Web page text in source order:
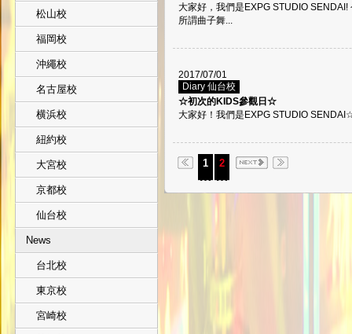
松山校
福岡校
沖繩校
名古屋校
横浜校
紐約校
大宮校
京都校
仙台校
News
台北校
東京校
宮崎校
大家好，我們是EXPG STUDIO
所謂曲子舞...
2017/07/01
Diary 仙台校
☆初次的KIDS參觀日☆
大家好！我們是EXPG STUDIO
1 2